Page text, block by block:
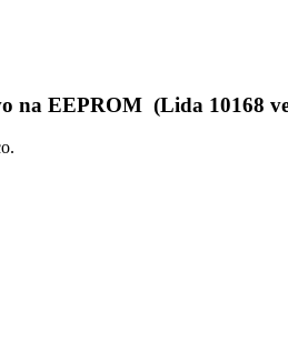
na EEPROM (Lida 10168